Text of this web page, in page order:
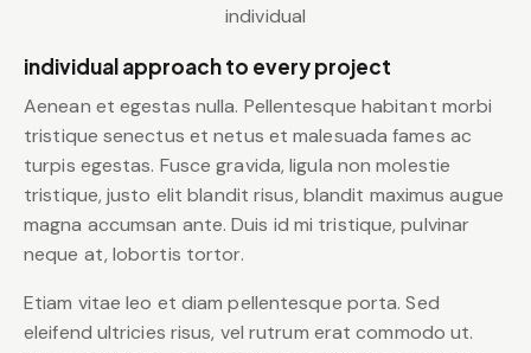
individual
individual approach to every project
Aenean et egestas nulla. Pellentesque habitant morbi
tristique senectus et netus et malesuada fames ac
turpis egestas. Fusce gravida, ligula non molestie
tristique, justo elit blandit risus, blandit maximus augue
magna accumsan ante. Duis id mi tristique, pulvinar
neque at, lobortis tortor.
Etiam vitae leo et diam pellentesque porta. Sed
eleifend ultricies risus, vel rutrum erat commodo ut.